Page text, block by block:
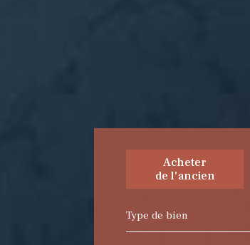
Acheter
de l'ancien
de l'ancien
Type de bien